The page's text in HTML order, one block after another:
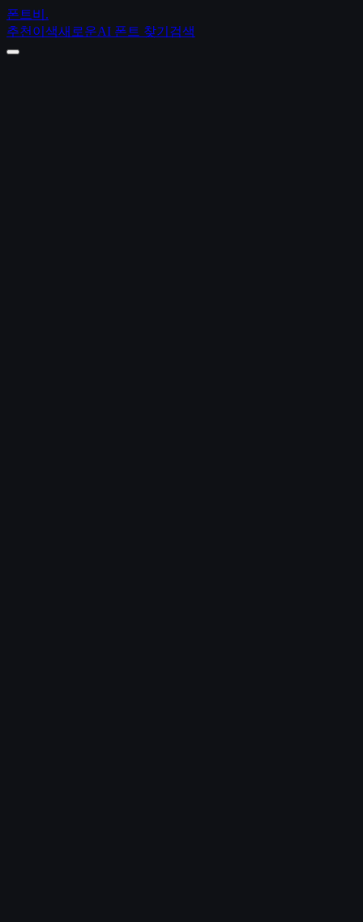
폰트비 .
추천 이색새로운AI 폰트 찾기 검색